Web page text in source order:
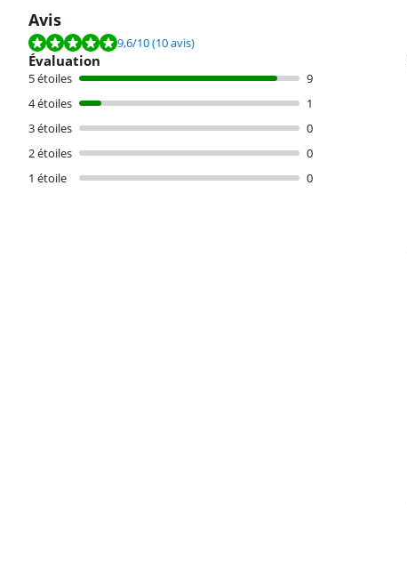
Avis
La note est de 9,6 sur 10, basée sur 10 avis.
9,6/10(10 avis)
Évaluation
5 étoiles
9
4 étoiles
1
3 étoiles
0
2 étoiles
0
1 étoile
0